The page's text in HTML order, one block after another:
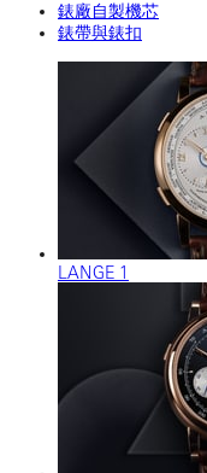
錶廠自製機芯
錶帶與錶扣
LANGE 1